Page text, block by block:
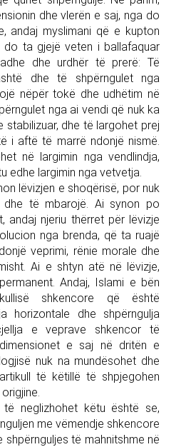
dhe vlerën e saj, nga do
andaj myslimani që e kupton
do ta gjejë veten i ballafaquar
dhe urdhër të prerë: Të
dhe të shpërngulet nga
nëpër tokë dhe udhëtim në
nga ai vendi që nuk ka
stabilizuar, dhe të largohet prej
i aftë të marrë ndonjë nismë.
në largimin nga vendlindja,
edhe largimin nga vetvetja.
lëvizjen e shoqërisë, por nuk
të mbarojë. Ai synon po
andaj njeriu thërret për lëvizje
nga brenda, që ta ruajë
veprimi, rënie morale dhe
Ai e shtyn atë në lëvizje,
Andaj, Islami e bën
shkencore që është
horizontale dhe shpërngulja
e veprave shkencor të
e saj në dritën e
nuk na mundësohet dhe
të këtillë të shpjegohen
neglizhohet këtu është se,
me vëmendje shkencore
të mahnitshme në